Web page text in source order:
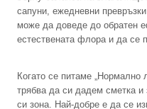
сапуни, ежедневни
може да доведе до обратен
естествената флора и да се
Когато се питаме „Нормално
трябва да си дадем сметка и
си зона. Най-добре е да се